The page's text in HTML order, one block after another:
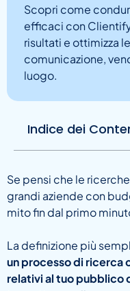
Scopri come
efficaci con
risultati e ottimizza
comunicazione,
luogo.
Indice dei
Se pensi che le
grandi aziende con
mito fin dal primo
La definizione più
un processo di ricerca
relativi al tuo pubblico